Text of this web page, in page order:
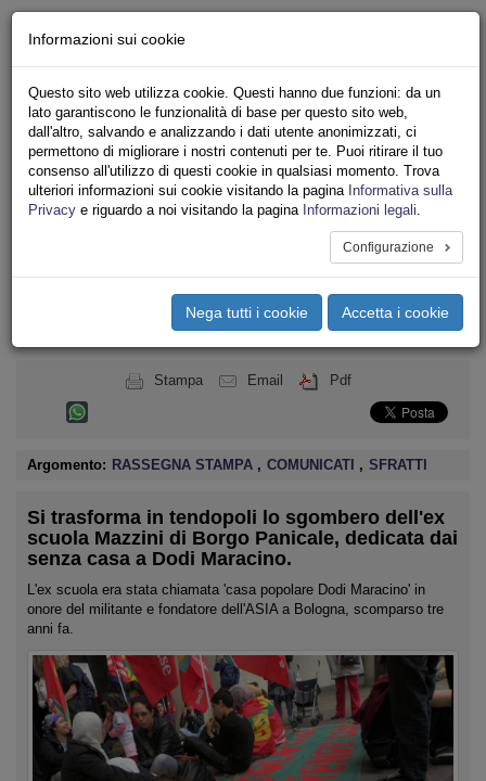
Iscriviti
Ricerca
Area Stampa
Privacy
ASSOCIAZIONI INQUILINI E ABITANTI
navigation
Toggle
Stampa Email Pdf
Argomento: RASSEGNA STAMPA , COMUNICATI , SFRATTI
Si trasforma in tendopoli lo sgombero dell'ex
scuola Mazzini di Borgo Panicale, dedicata dai
senza casa a Dodi Maracino.
L'ex scuola era stata chiamata 'casa popolare Dodi Maracino' in
onore del militante e fondatore dell'ASIA a Bologna, scomparso tre
anni fa.
Informazioni sui cookie
Questo sito web utilizza cookie. Questi hanno due funzioni: da un
lato garantiscono le funzionalità di base per questo sito web,
dall'altro, salvando e analizzando i dati utente anonimizzati, ci
permettono di migliorare i nostri contenuti per te. Puoi ritirare il tuo
consenso all'utilizzo di questi cookie in qualsiasi momento. Trova
ulteriori informazioni sui cookie visitando la pagina Informativa sulla
Privacy e riguardo a noi visitando la pagina Informazioni legali.
Configurazione
Nega tutti i cookie Accetta i cookie